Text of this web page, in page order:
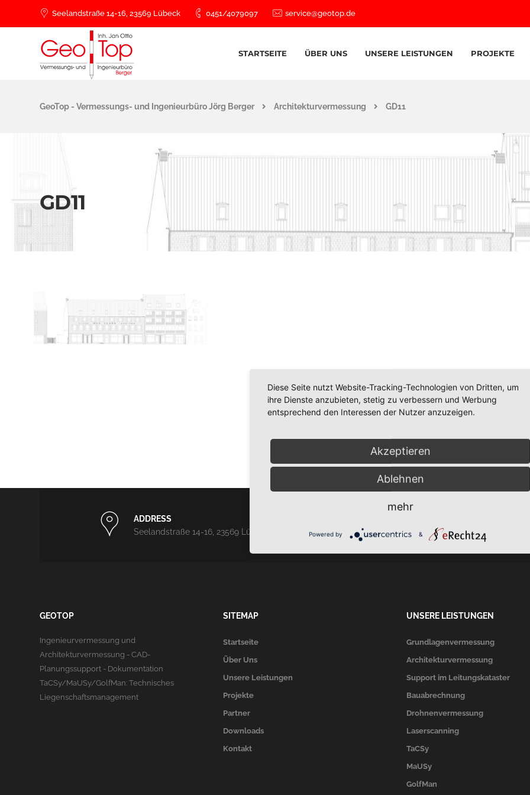
Seelandstraße 14-16, 23569 Lübeck 0451/4079097 service@geotop.de
STARTSEITE ÜBER UNS UNSERE LEISTUNGEN PROJEKTE
GeoTop - Vermessungs- und Ingenieurbüro Jörg Berger Architekturvermessung GD11
GD11
ADDRESS
Seelandstraße 14-16, 23569 Lübeck
0451/4079097
GEOTOP
Ingenieurvermessung und
Architekturvermessung - CAD-
Planungssupport - Dokumentation
TaCSy/MaUSy/GolfMan: Technisches
Liegenschaftsmanagement
SITEMAP
Startseite
Über Uns
Unsere Leistungen
Projekte
Partner
Downloads
Kontakt
UNSERE LEISTUNGEN
Grundlagenvermessung
Architekturvermessung
Support im Leitungskataster
Bauabrechnung
Drohnenvermessung
Laserscanning
TaCSy
MaUSy
GolfMan
Diese Seite nutzt Website-Tracking-Technologien von Dritten, um
ihre Dienste anzubieten, stetig zu verbessern und Werbung
entsprechend den Interessen der Nutzer anzuzeigen.
Akzeptieren
Ablehnen
mehr
Powered by &